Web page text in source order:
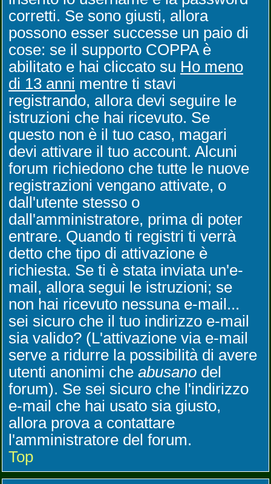
corretti. Se sono giusti, allora
possono esser successe un paio di
cose: se il supporto COPPA è
abilitato e hai cliccato su Ho meno
di 13 anni mentre ti stavi
registrando, allora devi seguire le
istruzioni che hai ricevuto. Se
questo non è il tuo caso, magari
devi attivare il tuo account. Alcuni
forum richiedono che tutte le nuove
registrazioni vengano attivate, o
dall'utente stesso o
dall'amministratore, prima di poter
entrare. Quando ti registri ti verrà
detto che tipo di attivazione è
richiesta. Se ti è stata inviata un'e-
mail, allora segui le istruzioni; se
non hai ricevuto nessuna e-mail...
sei sicuro che il tuo indirizzo e-mail
sia valido? (L'attivazione via e-mail
serve a ridurre la possibilità di avere
utenti anonimi che abusano del
forum). Se sei sicuro che l'indirizzo
e-mail che hai usato sia giusto,
allora prova a contattare
l'amministratore del forum.
Top